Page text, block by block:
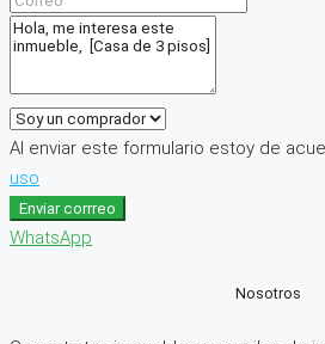
Al enviar este formulario estoy de
uso
Enviar corrreo
WhatsApp
Nosotros